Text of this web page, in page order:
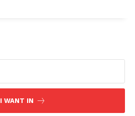
I WANT IN